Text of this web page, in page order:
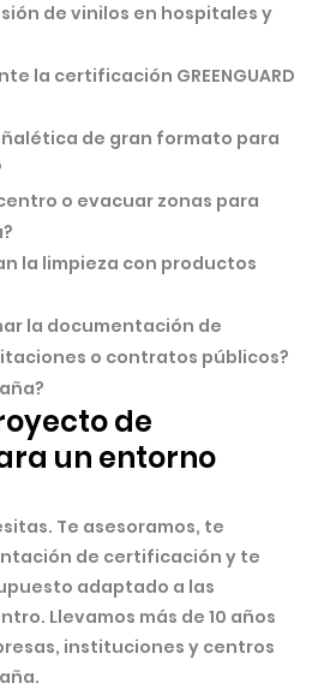
de vinilos en hospitales y
la certificación GREENGUARD
de gran formato para
o evacuar zonas para
la limpieza con productos
la documentación de
o contratos públicos?
de
un entorno
Te asesoramos, te
de certificación y te
adaptado a las
Llevamos más de 10 años
instituciones y centros